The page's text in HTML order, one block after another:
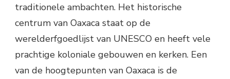
traditionele ambachten. Het historische
centrum van Oaxaca staat op de
werelderfgoedlijst van UNESCO en heeft vele
prachtige koloniale gebouwen en kerken. Een
van de hoogtepunten van Oaxaca is de